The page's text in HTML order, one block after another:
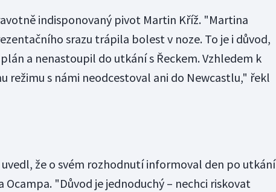
indisponovaný pivot Martin Kříž. "Martina
srazu trápila bolest v noze. To je i důvod,
a nenastoupil do utkání s Řeckem. Vzhledem k
režimu s námi neodcestoval ani do Newcastlu," řekl
že o svém rozhodnutí informoval den po utkání
Ocampa. "Důvod je jednoduchý –⁠⁠⁠⁠⁠⁠ nechci riskovat